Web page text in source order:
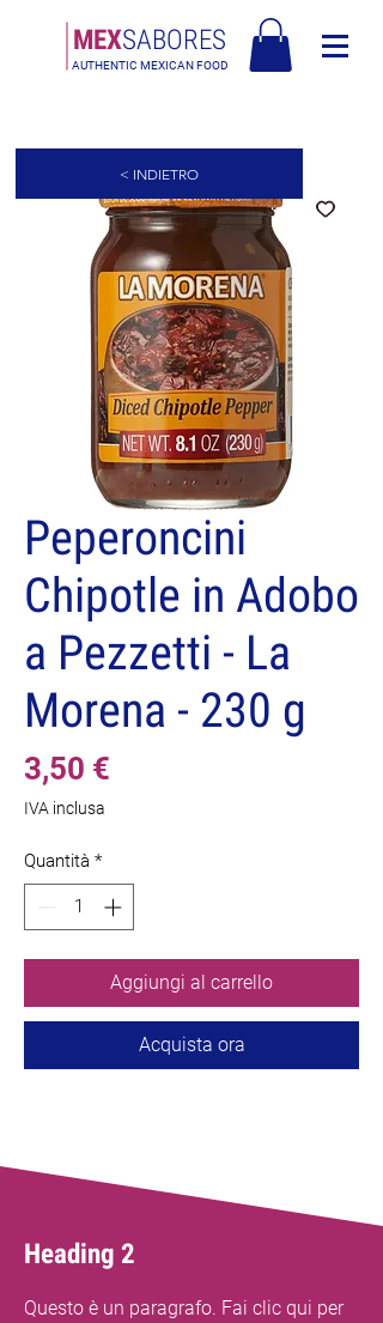
MEXSABORES
AUTHENTIC MEXICAN FOOD
Peperoncini
Chipotle in Adobo
a Pezzetti - La
Morena - 230 g
3,50 €
IVA inclusa
Quantità *
Aggiungi al carrello
Acquista ora
< INDIETRO
Heading 2
Questo è un paragrafo. Fai clic qui per